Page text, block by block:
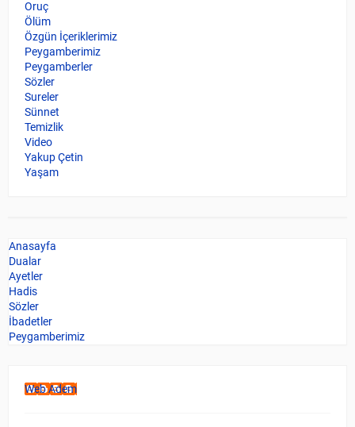
Oruç
Ölüm
Özgün İçeriklerimiz
Peygamberimiz
Peygamberler
Sözler
Sureler
Sünnet
Temizlik
Video
Yakup Çetin
Yaşam
Anasayfa
Dualar
Ayetler
Hadis
Sözler
İbadetler
Peygamberimiz
Web Adem